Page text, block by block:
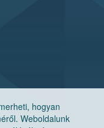
hogyan
Weboldalunk